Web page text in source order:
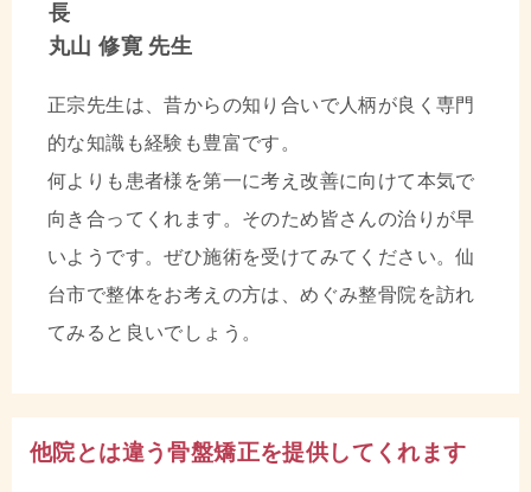
長
丸山 修寛 先生
正宗先生は、昔からの知り合いで人柄が良く専門
的な知識も経験も豊富です。
何よりも患者様を第一に考え改善に向けて本気で
向き合ってくれます。そのため皆さんの治りが早
いようです。ぜひ施術を受けてみてください。仙
台市で整体をお考えの方は、めぐみ整骨院を訪れ
てみると良いでしょう。
他院とは違う骨盤矯正を提供してくれます